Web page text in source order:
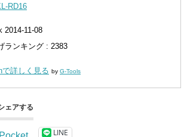
RD16
2014-11-08
ランキング : 2383
で詳しく見る by G-Tools
ェアする
LINE